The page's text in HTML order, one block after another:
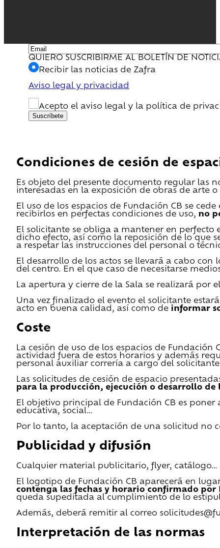
QUIERO SUSCRIBIRME AL BOLETÍN DE
Recibir las noticias de Zafra
Aviso legal y privacidad
Acepto el aviso legal y la política de
Suscríbete
Condiciones de cesión de
Es objeto del presente documento regular las
interesadas en la exposición de obras de arte
El uso de los espacios de Fundación CB se
recibirlos en perfectas condiciones de uso, no
El solicitante se obliga a mantener en perfecto
dicho efecto, así como la reposición de lo que
a respetar las instrucciones del personal o
El desarrollo de los actos se llevará a cabo
del centro. En el que caso de necesitarse
La apertura y cierre de la Sala se realizará por
Una vez finalizado el evento el solicitante
acto en buena calidad, así como de informar
Coste
La cesión de uso de los espacios de
actividad fuera de estos horarios y además
personal auxiliar correría a cargo del
Las solicitudes de cesión de espacio
para la producción, ejecución o desarrollo de
El objetivo principal de Fundación CB es
educativa, social…
Por lo tanto, la aceptación de una solicitud
Publicidad y difusión
Cualquier material publicitario, flyer, catálogo…
El logotipo de Fundación CB aparecerá en
contenga las fechas y horario confirmado por
queda supeditada al cumplimiento de lo
Además, deberá remitir al correo
Interpretación de las normas